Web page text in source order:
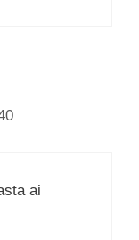
ai